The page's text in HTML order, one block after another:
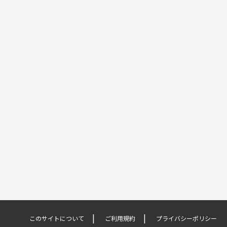
このサイトについて ご利用規約 プライバシーポリシー